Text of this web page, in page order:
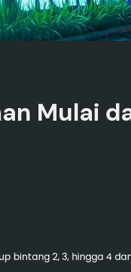
Mulai
bintang 2, 3, hingga 4